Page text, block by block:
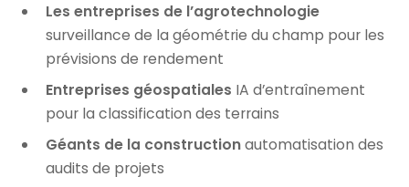
Les entreprises de l’agrotechnologie
surveillance de la géométrie du champ pour les
prévisions de rendement
Entreprises géospatiales IA d’entraînement
pour la classification des terrains
Géants de la constructionautomatisation des
audits de projets